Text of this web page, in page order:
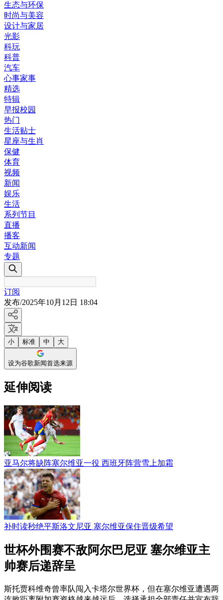
生态与环保
时尚与美容
设计与家居
光影
科玩
科普
汽车
心事家事
精选
特辑
早报校园
热门
生活贴士
星座与生肖
保健
体育
视频
新闻
娱乐
生活
系列节目
直播
播客
互动新闻
专题
订阅
发布/2025年10月12日 18:04
小 标准 中 大
设为谷歌新闻首选来源
延伸阅读
亚马尔将缺阵塞尔维亚一役 西班牙阵营雪上加霜
补时读秒绝平斯洛文尼亚 塞尔维亚保住晋级希望
世杯外围赛不敌阿尔巴尼亚 塞尔维亚主
帅赛后递辞呈
斯托贾科维奇曾率队闯入卡塔尔世界杯，但在塞尔维亚遭遇两